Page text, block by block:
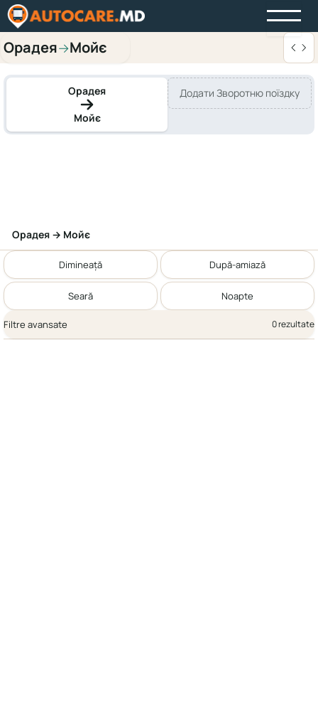
Орадея→Мойє
Орадея
Мойє
Додати Зворотню поїздку
Орадея → Мойє
Dimineață După-amiază
Seară Noapte
Filtre avansate 0 rezultate